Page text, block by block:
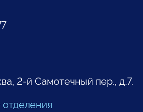
2-й Самотечный пер., д.7.